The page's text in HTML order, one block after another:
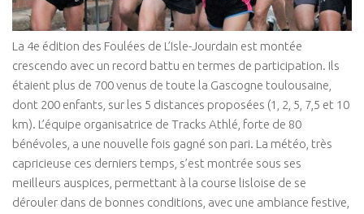
La 4e édition des Foulées de L’Isle-Jourdain est montée
crescendo avec un record battu en termes de participation. Ils
étaient plus de 700 venus de toute la Gascogne toulousaine,
dont 200 enfants, sur les 5 distances proposées (1, 2, 5, 7,5 et 10
km). L’équipe organisatrice de Tracks Athlé, forte de 80
bénévoles, a une nouvelle fois gagné son pari. La météo, très
capricieuse ces derniers temps, s’est montrée sous ses
meilleurs auspices, permettant à la course lisloise de se
dérouler dans de bonnes conditions, avec une ambiance festive,